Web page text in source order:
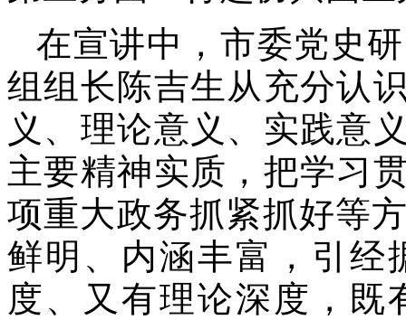
在宣讲中，市委党史
组组长陈吉生从充分认
义、理论意义、实践意
主要精神实质，把学习
项重大政务抓紧抓好等
鲜明、内涵丰富，引经
度、又有理论深度，既